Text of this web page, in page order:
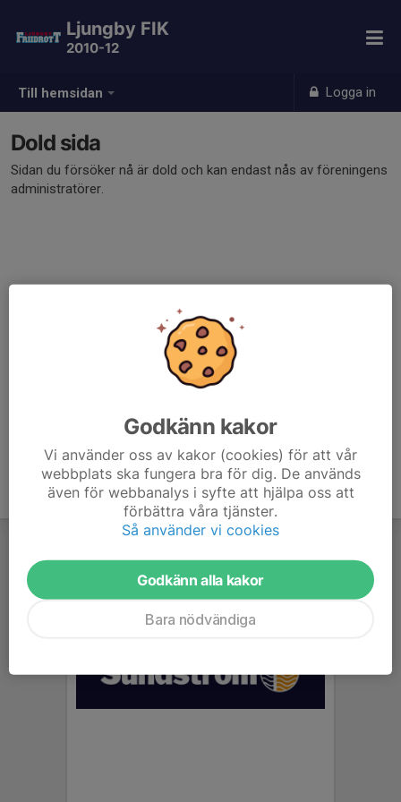
Till hemsidan Logga in
Ljungby FIK
2010-12
Dold sida
Sidan du försöker nå är dold och kan endast nås av föreningens
administratörer.
Godkänn kakor
Vi använder oss av kakor (cookies) för att vår
webbplats ska fungera bra för dig. De används
även för webbanalys i syfte att hjälpa oss att
förbättra våra tjänster.
Så använder vi cookies
Godkänn alla kakor
Bara nödvändiga